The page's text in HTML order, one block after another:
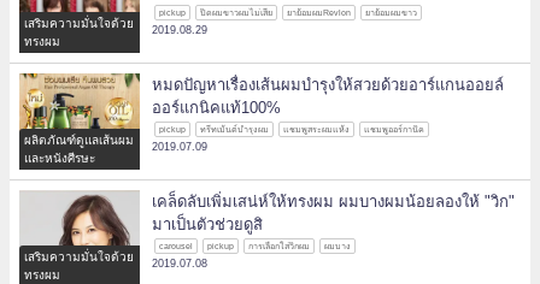
เสริมความมั่นใจด้วย
ทรงผม
pickup ปิดผมขาวผมไม่เสีย ยาย้อมผมRevlon ยาย้อมผมขาว
2019.08.29
ผลิตภัณฑ์ดูแลเส้นผม
และหนังศีรษะ
หมดปัญหาเรื่องเส้นผมบำรุงให้สวยด้วยอาร์แกนออยล์
ออร์แกนิคแท้100%
pickup ทรีทเม้นต์บำรุงผม แชมพูสระผมแห้ง แชมพูออร์กานิค
2019.07.09
เสริมความมั่นใจด้วย
ทรงผม
เคล็ดลับเพิ่มเสน่ห์ให้ทรงผม ผมบางผมน้อยลองให้ "วิก"
มาเป็นตัวช่วยดูสิ
carousel pickup การเลือกใส่วิกผม ผมบาง
2019.07.08